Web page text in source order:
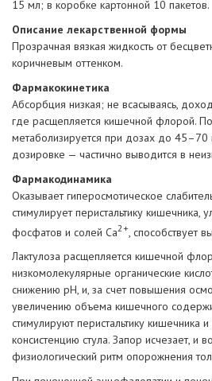
15 мл; в коробке картонной 10 пакетов.
Описание лекарственной формы
Прозрачная вязкая жидкость от
коричневым оттенком.
Фармакокинетика
Абсорбция низкая; не всасываясь,
где расщепляется кишечной флорой.
метаболизируется при дозах до
дозировке — частично выводится в
Фармакодинамика
Оказывает гиперосмотическое
стимулирует перистальтику кишечника,
фосфатов и солей Ca2+ , способствует
Лактулоза расщепляется кишечной
низкомолекулярные органические
снижению pH, и, за счет повышения
увеличению объема кишечного
стимулируют перистальтику кишечника
консистенцию стула. Запор исчезает, и
физиологический ритм опорожнения